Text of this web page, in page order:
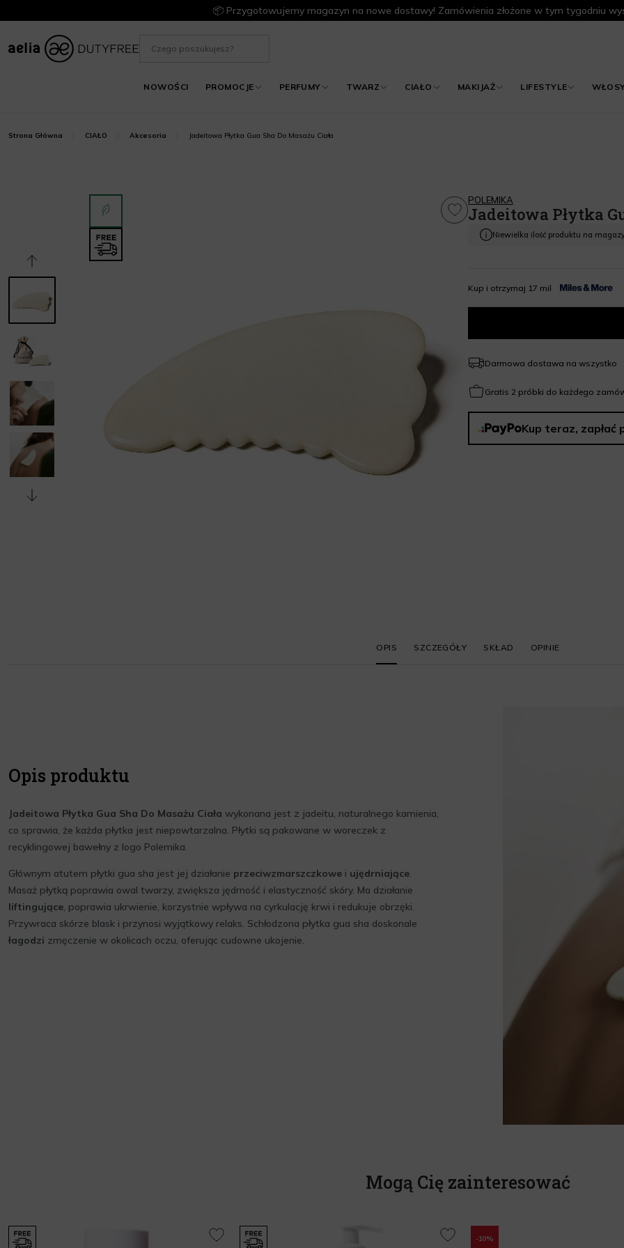
📦 Przygotowujemy magazyn na nowe dostawy! Zamówienia złożone w tym tygodniu
NOWOŚCI PROMOCJE PERFUMY TWARZ CIAŁO MAKIJAŻ LIFESTYLE
Strona Główna CIAŁO Akcesoria Jadeitowa Płytka Gua Sha Do Masażu Ciała
POLEMIKA
Jadeitowa Płytka
Niewielka ilość produktu na
Kup i otrzymaj 17 mil
Darmowa dostawa na wszystko
Gratis 2 próbki do każdego
Kup teraz, zapłać
OPIS SZCZEGÓŁY SKŁAD OPINIE
Opis produktu
Jadeitowa Płytka Gua Sha Do Masażu Ciała wykonana jest z jadeitu, naturalnego kamienia,
co sprawia, że każda płytka jest niepowtarzalna. Płytki są pakowane w woreczek z
recyklingowej bawełny z logo Polemika.
Głównym atutem płytki gua sha jest jej działanie przeciwzmarszczkowe i ujędrniające.
Masaż płytką poprawia owal twarzy, zwiększa jędrność i elastyczność skóry. Ma działanie
liftingujące, poprawia ukrwienie, korzystnie wpływa na cyrkulację krwi i redukuje obrzęki.
Przywraca skórze blask i przynosi wyjątkowy relaks. Schłodzona płytka gua sha doskonale
łagodzi zmęczenie w okolicach oczu, oferując cudowne ukojenie.
Mogą Cię zainteresować
-10%